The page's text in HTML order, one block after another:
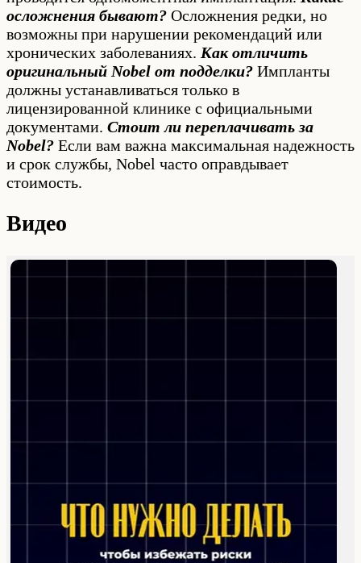
осложнения бывают? Осложнения редки, но
возможны при нарушении рекомендаций или
хронических заболеваниях. Как отличить
оригинальный Nobel от подделки? Импланты
должны устанавливаться только в
лицензированной клинике с официальными
документами. Стоит ли переплачивать за
Nobel? Если вам важна максимальная надежность
и срок службы, Nobel часто оправдывает
стоимость.
Видео